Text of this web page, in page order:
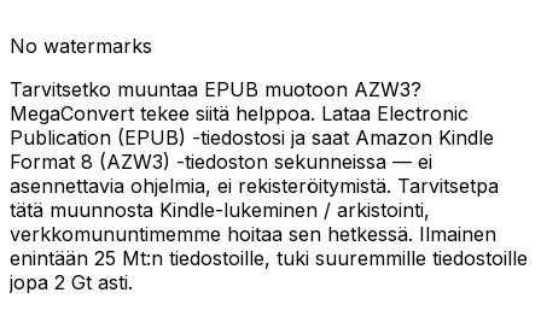
No watermarks
Tarvitsetko muuntaa EPUB muotoon AZW3?
MegaConvert tekee siitä helppoa. Lataa Electronic
Publication (EPUB) -tiedostosi ja saat Amazon Kindle
Format 8 (AZW3) -tiedoston sekunneissa — ei
asennettavia ohjelmia, ei rekisteröitymistä. Tarvitsetpa
tätä muunnosta Kindle-lukeminen / arkistointi,
verkkomununtimemme hoitaa sen hetkessä. Ilmainen
enintään 25 Mt:n tiedostoille, tuki suuremmille tiedostoille
jopa 2 Gt asti.